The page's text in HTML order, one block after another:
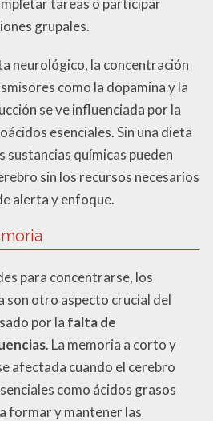
tareas o participar
grupales.
neurológico, la concentración
como la dopamina y la
se ve influenciada por la
esenciales. Sin una dieta
sustancias químicas pueden
sin los recursos necesarios
alerta y enfoque.
para concentrarse, los
son otro aspecto crucial del
por la falta de
. La memoria a corto y
afectada cuando el cerebro
como ácidos grasos
formar y mantener las